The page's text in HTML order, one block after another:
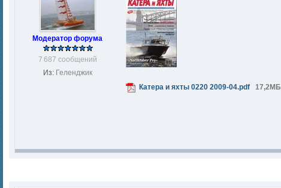
Модератор форума
7 687 сообщений
Из: Геленджик
Катера и яхты 0220 2009-04.pdf 17,2МБ